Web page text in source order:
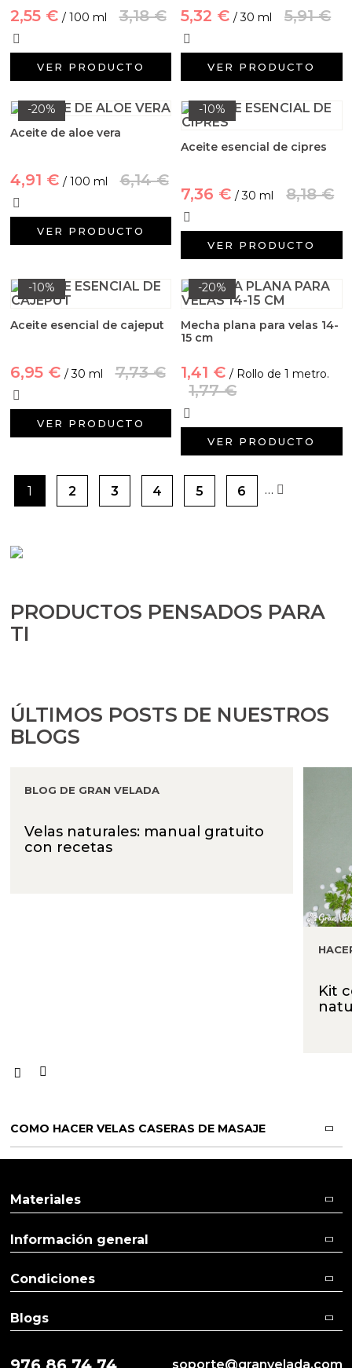
2,55 € / 100 ml 3,18 €
VER PRODUCTO
5,32 € / 30 ml 5,91 €
VER PRODUCTO
-20%
Aceite de aloe vera
4,91 € / 100 ml 6,14 €
VER PRODUCTO
-10%
Aceite esencial de cipres
7,36 € / 30 ml 8,18 €
VER PRODUCTO
-10%
Aceite esencial de cajeput
6,95 € / 30 ml 7,73 €
VER PRODUCTO
-20%
Mecha plana para velas 14-
15 cm
1,41 € / Rollo de 1 metro.
1,77 €
VER PRODUCTO
1 2 3 4 5 6 …
PRODUCTOS PENSADOS PARA
TI
ÚLTIMOS POSTS DE NUESTROS
BLOGS
BLOG DE GRAN VELADA
Velas naturales: manual gratuito
con recetas
Kit
COMO HACER VELAS CASERAS DE MASAJE
soporte@granvelada.com
Materiales
Información general
Condiciones
Blogs